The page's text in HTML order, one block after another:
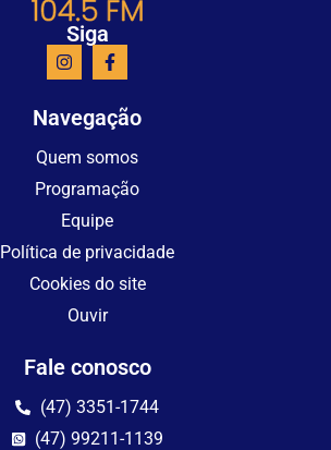
Siga
Navegação
Quem somos
Programação
Equipe
Política de privacidade
Cookies do site
Ouvir
Fale conosco
(47) 3351-1744
(47) 99211-1139